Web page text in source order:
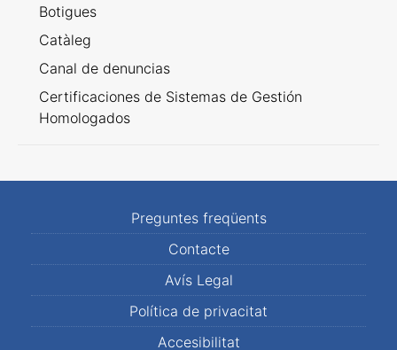
Botigues
Catàleg
Canal de denuncias
Certificaciones de Sistemas de Gestión
Homologados
Preguntes freqüents
Contacte
Avís Legal
Política de privacitat
Accesibilitat